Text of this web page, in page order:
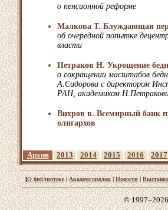
о пенсионной реформе
Малкова Т. Блуждающая
об очередной попытке
власти
Петраков Н. Укрощение
о сокращении масштабов
А.Сидорова с директором
РАН, академиком
Вихров в. Всемирный банк
олигархов
Архив 2013 2014 2015 2016 2017
[О библиотеке|Академгородок|Новости|
©